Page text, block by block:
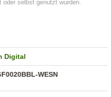
Digital
WESN